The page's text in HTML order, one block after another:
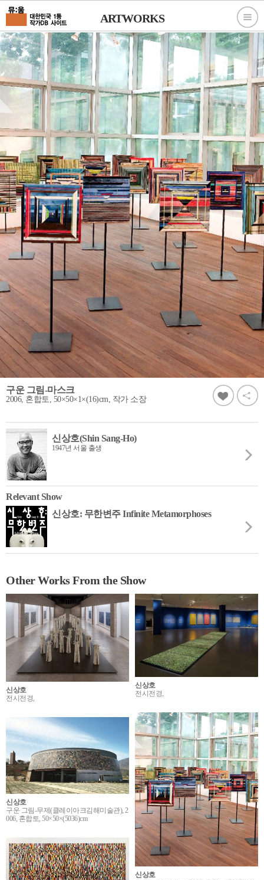
ARTWORKS
구운 그림-마스크
2006, 혼합토, 50×50×1×(16)cm, 작가 소장
신상호(Shin Sang-Ho)
1947년 서울 출생
Relevant Show
신상호: 무한변주 Infinite Metamorphoses
Other Works From the Show
신상호
전시전경,
신상호
전시전경,
신상호
신상호
구운 그림-무제(클레이아크김해미술관), 2
006, 혼합토, 50×50×(5036)cm